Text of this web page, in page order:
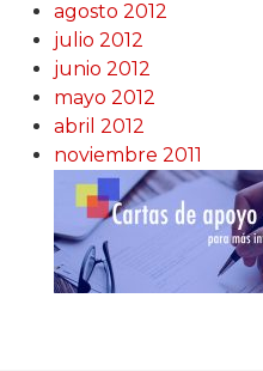
agosto 2012
julio 2012
junio 2012
mayo 2012
abril 2012
noviembre 2011